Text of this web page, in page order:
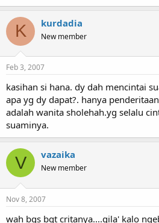
K kurdadia
New member
Feb 3, 2007
kasihan si hana. dy dah mencintai
apa yg dy dapat?. hanya
adalah wanita sholehah.yg selalu
suaminya.
V vazaika
New member
Nov 8, 2007
wah bgs bgt critanya....gila' kalo